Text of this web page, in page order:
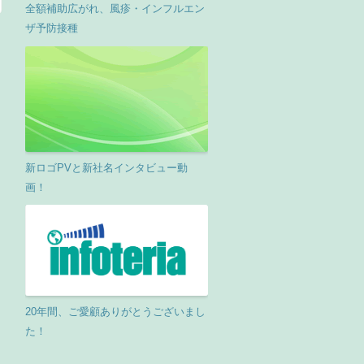
全額補助広がれ、風疹・インフルエン
ザ予防接種
新ロゴPVと新社名インタビュー動
画！
20年間、ご愛顧ありがとうございまし
た！